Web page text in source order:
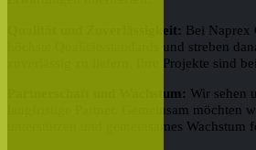
Qualität und Zuverlässigkeit: Bei Naprex
höchste Qualitätsstandards und streben
zuverlässig zu liefern. Ihre Projekte sind
Partnerschaft und Wachstum: Wir sehen
langfristige Partner. Gemeinsam möchten
unterstützen und gemeinsames Wachstum